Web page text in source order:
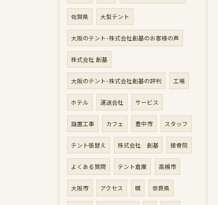
佐賀県 大型テント
大阪のテント･株式会社創基のお客様の声
株式会社 創基
大阪のテント･株式会社創基の評判 工場
ホテル 運送会社 サービス
設置工事 カフェ 豊中市 スタッフ
テント張替え 株式会社 創基 接骨院
よくある質問 テント倉庫 高槻市
大阪市 アクセス 幌 奈良県